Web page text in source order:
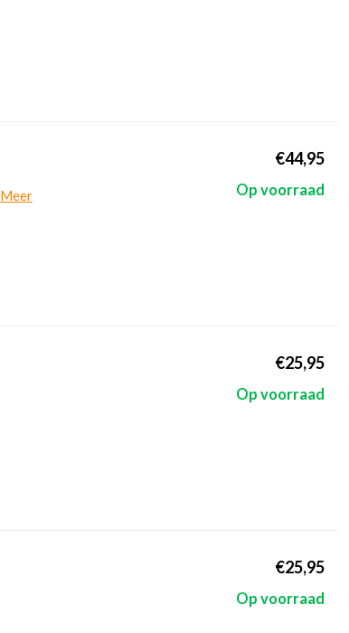
Meer
€44,95
Op voorraad
€25,95
Op voorraad
€25,95
Op voorraad